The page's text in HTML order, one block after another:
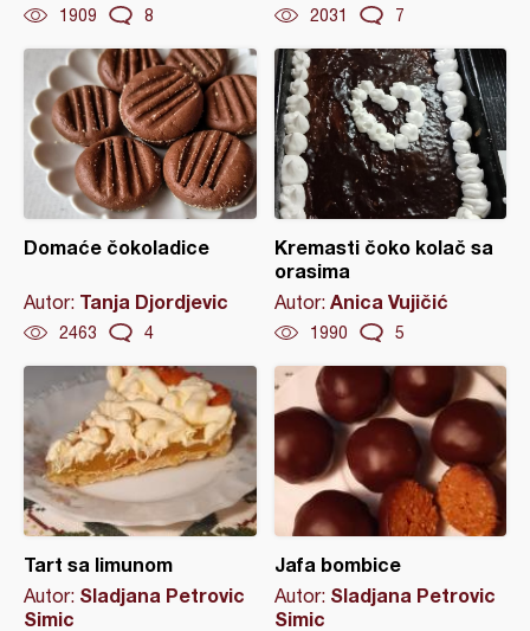
1909 8 2031 7
Domaće čokoladice
Autor: Tanja Djordjevic
2463 4
Kremasti čoko kolač sa
orasima
Autor: Anica Vujičić
1990 5
Tart sa limunom
Autor: Sladjana Petrovic
Simic
Jafa bombice
Autor: Sladjana Petrovic
Simic